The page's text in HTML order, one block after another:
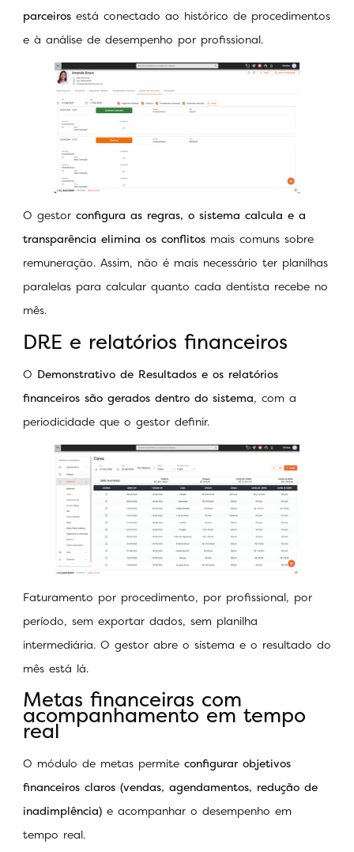
parceiros está conectado ao histórico de procedimentos
e à análise de desempenho por profissional.
O gestor configura as regras, o sistema calcula e a
transparência elimina os conflitos mais comuns sobre
remuneração. Assim, não é mais necessário ter planilhas
paralelas para calcular quanto cada dentista recebe no
mês.
DRE e relatórios financeiros
O Demonstrativo de Resultados e os relatórios
financeiros são gerados dentro do sistema, com a
periodicidade que o gestor definir.
Faturamento por procedimento, por profissional, por
período, sem exportar dados, sem planilha
intermediária. O gestor abre o sistema e o resultado do
mês está lá.
Metas financeiras com
acompanhamento em tempo
real
O módulo de metas permite configurar objetivos
financeiros claros (vendas, agendamentos, redução de
inadimplência) e acompanhar o desempenho em
tempo real.